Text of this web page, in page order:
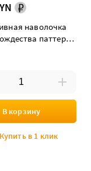
наволочка
паттерн
В корзину
Купить в 1 клик